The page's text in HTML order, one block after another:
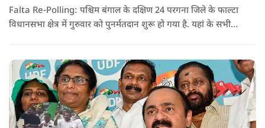
Falta Re-Polling: पश्चिम बंगाल के दक्षिण 24 परगना जिले के फाल्टा
विधानसभा क्षेत्र में गुरुवार को पुनर्मतदान शुरू हो गया है. यहां के सभी